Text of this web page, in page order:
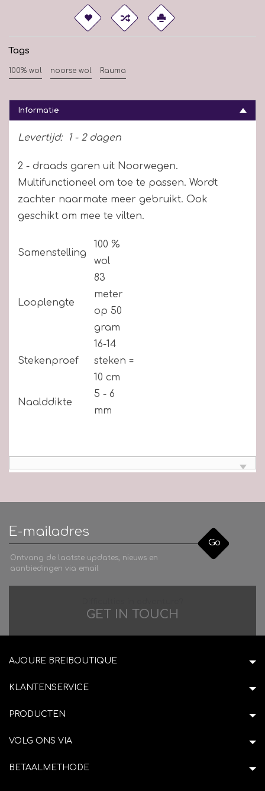
Tags
100% wol noorse wol Rauma
Informatie
Levertijd: 1 - 2 dagen
2 - draads garen uit Noorwegen.
Multifunctioneel om toe te passen. Wordt
zachter naarmate meer gebruikt. Ook
geschikt om mee te vilten.
Samenstelling
100 %
wol
Looplengte
83
meter
op 50
gram
Stekenproef
16-14
steken =
10 cm
Naalddikte
5 - 6
mm
Go
Ontvang de laatste updates, nieuws en
aanbiedingen via email
GET IN TOUCH
AJOURE BREIBOUTIQUE
KLANTENSERVICE
PRODUCTEN
VOLG ONS VIA
BETAALMETHODE